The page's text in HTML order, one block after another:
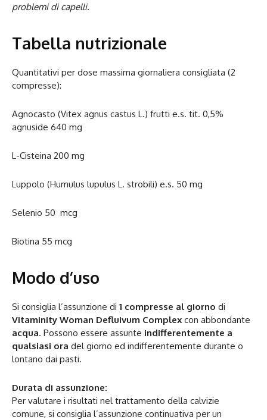
problemi di capelli.
Tabella nutrizionale
Quantitativi per dose massima giornaliera consigliata (2
compresse):
Agnocasto (Vitex agnus castus L.) frutti e.s. tit. 0,5%
agnuside 640 mg
L-Cisteina 200 mg
Luppolo (Humulus lupulus L. strobili) e.s. 50 mg
Selenio 50 mcg
Biotina 55 mcg
Modo d’uso
Si consiglia l’assunzione di 1 compresse al giorno di
Vitaminity Woman Defluivum Complex con abbondante
acqua. Possono essere assunte indifferentemente a
qualsiasi ora del giorno ed indifferentemente durante o
lontano dai pasti.
Durata di assunzione:
Per valutare i risultati nel trattamento della calvizie
comune, si consiglia l’assunzione continuativa per un